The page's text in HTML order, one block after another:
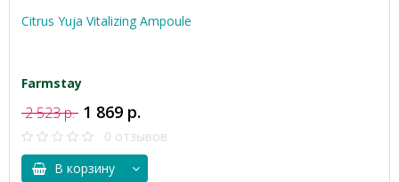
Citrus Yuja Vitalizing Ampoule
Farmstay
2 523 р. 1 869 р.
0 отзывов
В корзину